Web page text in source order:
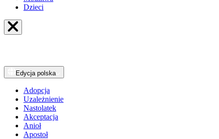
Dzieci
Edycja polska
Adopcja
Uzależnienie
Nastolatek
Akceptacja
Anioł
Apostoł